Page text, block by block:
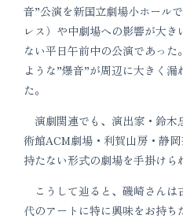
音”公演を新国立劇場小ホール
レス）や中劇場への影響が大
ない平日午前中の公演であっ
ような”爆音”が周辺に大きく
た。
演劇関連でも、演出家・鈴木
術館ACM劇場・利賀山房・静
持たない形式の劇場を手掛けら
こうして辿ると、磯崎さんは
代のアートに特に興味をお持ち